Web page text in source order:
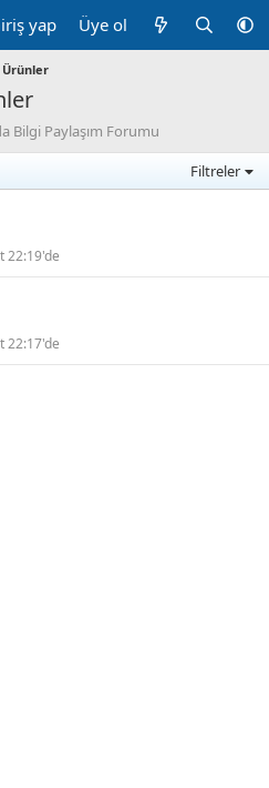
yap Üye ol
Bilgi Paylaşım Forumu
Filtreler
22:19'de
22:17'de